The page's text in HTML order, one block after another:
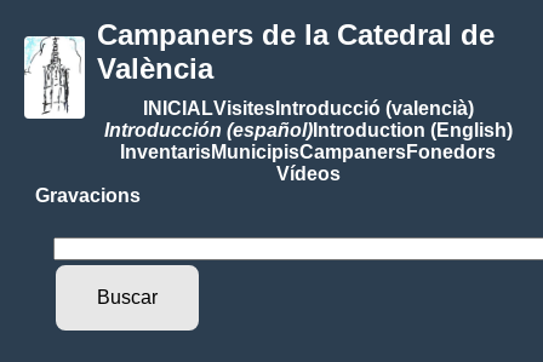
Campaners de la Catedral de
València
INICIALVisitesIntroducció (valencià)
Introducción (español)Introduction (English)
InventarisMunicipisCampanersFonedors
Vídeos
Gravacions